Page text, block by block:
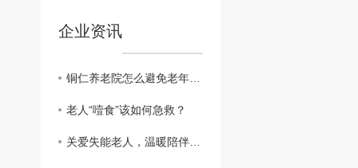
企业资讯
铜仁养老院怎么避免老年人的孤单？
老人“噎食”该如何急救？
关爱失能老人，温暖陪伴从细节开始